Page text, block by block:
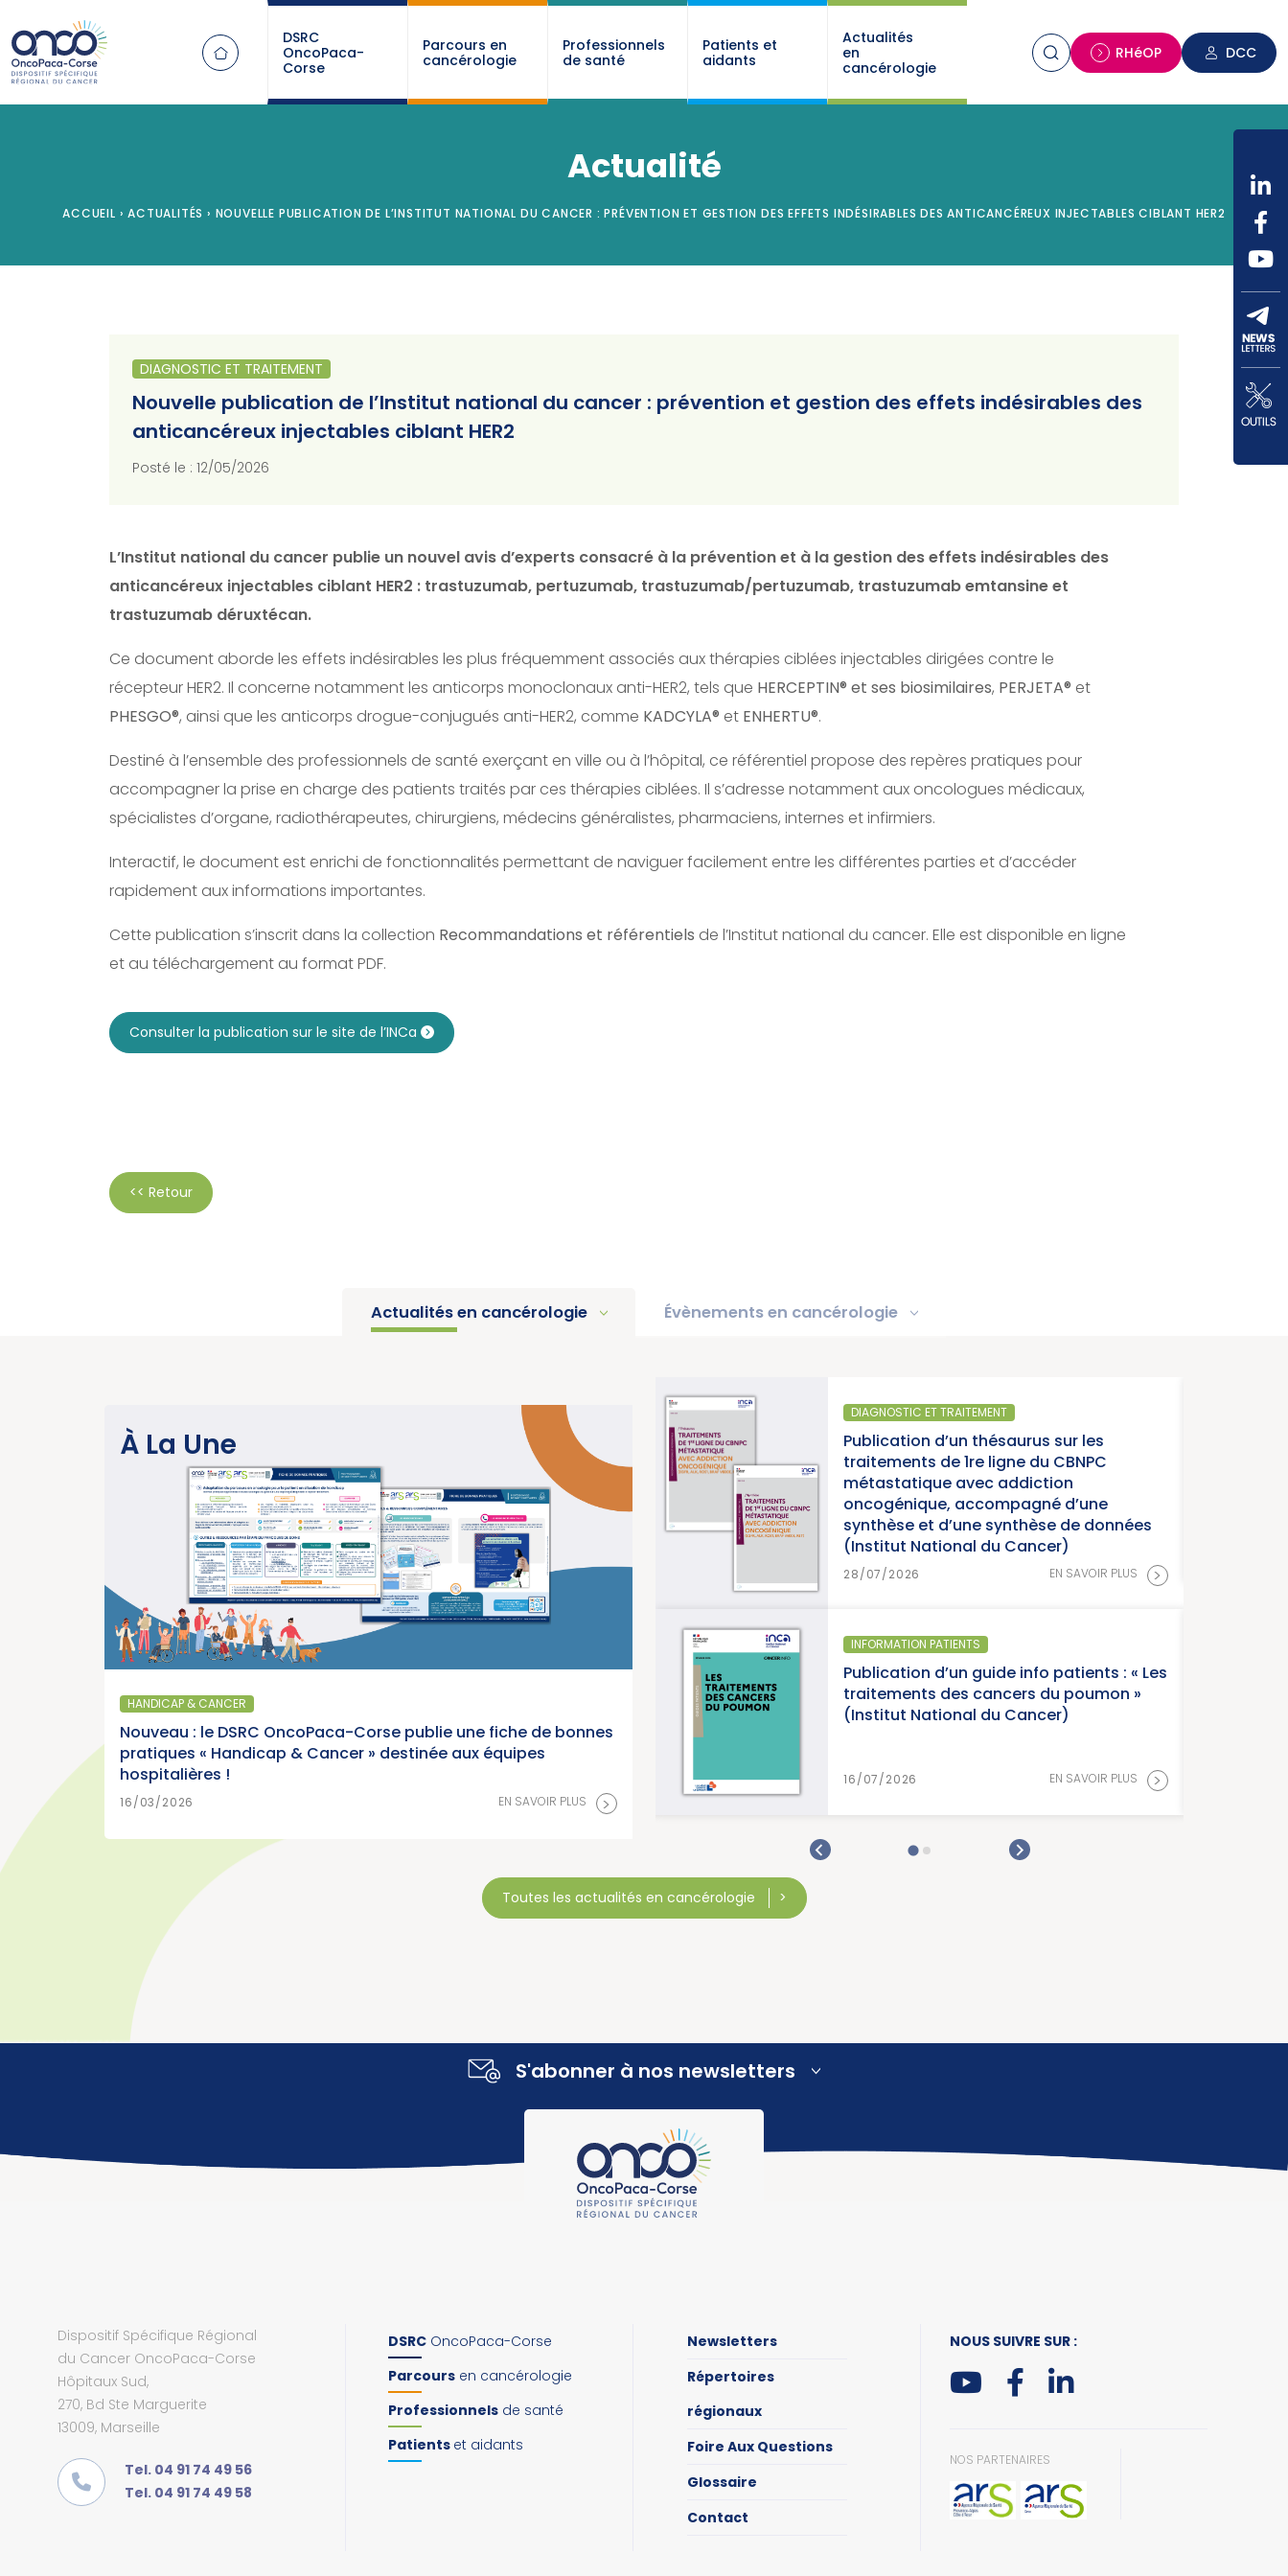
DSRC
OncoPaca-
Corse
Parcours en
cancérologie
Professionnels
de santé
Patients et
aidants
Actualités
en
cancérologie
RHéOP DCC
Actualité
ACCUEIL › ACTUALITÉS › NOUVELLE PUBLICATION DE L’INSTITUT NATIONAL DU CANCER : PRÉVENTION ET GESTION DES EFFETS INDÉSIRABLES DES ANTICANCÉREUX INJECTABLES CIBLANT HER2
DIAGNOSTIC ET TRAITEMENT
Nouvelle publication de l’Institut national du cancer : prévention et gestion des effets indésirables des
anticancéreux injectables ciblant HER2
Posté le : 12/05/2026
L’Institut national du cancer publie un nouvel avis d’experts consacré à la prévention et à la gestion des effets indésirables des
anticancéreux injectables ciblant HER2 : trastuzumab, pertuzumab, trastuzumab/pertuzumab, trastuzumab emtansine et
trastuzumab déruxtécan.
Ce document aborde les effets indésirables les plus fréquemment associés aux thérapies ciblées injectables dirigées contre le
récepteur HER2. Il concerne notamment les anticorps monoclonaux anti-HER2, tels que HERCEPTIN® et ses biosimilaires, PERJETA® et
PHESGO®, ainsi que les anticorps drogue-conjugués anti-HER2, comme KADCYLA® et ENHERTU®.
Destiné à l’ensemble des professionnels de santé exerçant en ville ou à l’hôpital, ce référentiel propose des repères pratiques pour
accompagner la prise en charge des patients traités par ces thérapies ciblées. Il s’adresse notamment aux oncologues médicaux,
spécialistes d’organe, radiothérapeutes, chirurgiens, médecins généralistes, pharmaciens, internes et infirmiers.
Interactif, le document est enrichi de fonctionnalités permettant de naviguer facilement entre les différentes parties et d’accéder
rapidement aux informations importantes.
Cette publication s’inscrit dans la collection Recommandations et référentiels de l’Institut national du cancer. Elle est disponible en ligne
et au téléchargement au format PDF.
Consulter la publication sur le site de l’INCa
<< Retour
Actualités en cancérologie Évènements en cancérologie
À La Une
HANDICAP & CANCER
Nouveau : le DSRC OncoPaca-Corse publie une fiche de bonnes
pratiques « Handicap & Cancer » destinée aux équipes
hospitalières !
16/03/2026 EN SAVOIR PLUS >
Parution du rapport d’activité 2025 « Une
année charnière pour la lutte contre les
cancers » (Institut National du Cancer)
15/07/2026 EN SAVOIR PLUS >
SANTÉ PUBLIQUE - ÉPIDÉMIOLOGIE
Parution du panorama des cancers en
France, édition 2026 (Institut National du
Cancer)
15/07/2026
DIAGNOSTIC ET TRAITEMENT
Publication d’un thésaurus sur les
traitements de 1re ligne du CBNPC
métastatique avec addiction
oncogénique, accompagné d’une
synthèse et d’une synthèse de données
(Institut National du Cancer)
INFORMATION PATIENTS
Publication d’un guide info patients : « Les
traitements des cancers du poumon »
(Institut National du Cancer)
16/07/2026
Toutes les actualités en cancérologie
S'abonner à nos newsletters
Dispositif Spécifique Régional
du Cancer OncoPaca-Corse
Hôpitaux Sud,
270, Bd Ste Marguerite
13009, Marseille
Tel. 04 91 74 49 56
Tel. 04 91 74 49 58
DSRC OncoPaca-Corse
Parcours en cancérologie
Professionnels de santé
Patients et aidants
Newsletters
Répertoires
régionaux
Foire Aux Questions
Glossaire
Contact
NOUS SUIVRE SUR :
NOS PARTENAIRES